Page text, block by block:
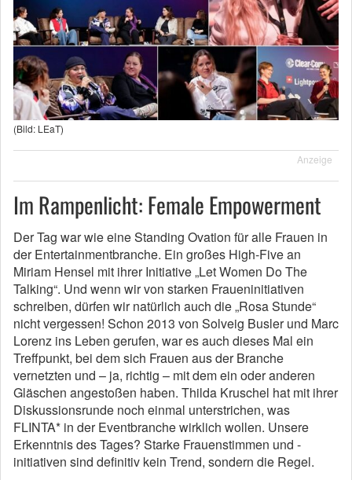
(Bild: LEaT)
Anzeige
Im Rampenlicht: Female Empowerment
Der Tag war wie eine Standing Ovation für alle Frauen in
der Entertainmentbranche. Ein großes High-Five an
Miriam Hensel mit ihrer Initiative „Let Women Do The
Talking“. Und wenn wir von starken Fraueninitiativen
schreiben, dürfen wir natürlich auch die „Rosa Stunde“
nicht vergessen! Schon 2013 von Solveig Busler und Marc
Lorenz ins Leben gerufen, war es auch dieses Mal ein
Treffpunkt, bei dem sich Frauen aus der Branche
vernetzten und – ja, richtig – mit dem ein oder anderen
Gläschen angestoßen haben. Thilda Kruschel hat mit ihrer
Diskussionsrunde noch einmal unterstrichen, was
FLINTA* in der Eventbranche wirklich wollen. Unsere
Erkenntnis des Tages? Starke Frauenstimmen und -
initiativen sind definitiv kein Trend, sondern die Regel.